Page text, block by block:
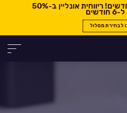
ריווחית אונליין ב-50%
לבחירת מסלול